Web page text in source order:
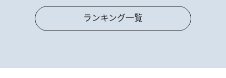
ランキング一覧